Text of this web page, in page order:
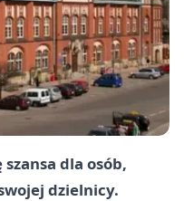
dla osób,
dzielnicy.